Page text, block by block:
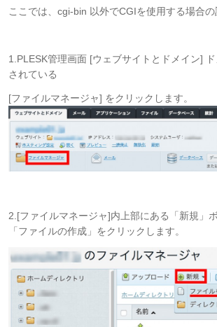
ここでは、cgi-bin 以外でCGIを使用する場合の
1.PLESK管理画面 [ウェブサイトとドメイン]
されている
[ファイルマネージャ] をクリックします。
2.[ファイルマネージャ]内上部にある「新規」
「ファイルの作成」をクリックします。